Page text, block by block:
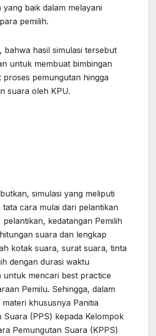
yang baik dalam melayani
pemilih.
bahwa hasil simulasi tersebut
untuk membuat bimbingan
proses pemungutan hingga
suara oleh KPU.
simulasi yang meliputi
cara mulai dari pelantikan
pelantikan, kedatangan Pemilih
suara dan lengkap
kotak suara, surat suara, tinta
dengan durasi waktu
untuk mencari best practice
Pemilu. Sehingga, dalam
khususnya Panitia
Suara (PPS) kepada Kelompok
Pemungutan Suara (KPPS)